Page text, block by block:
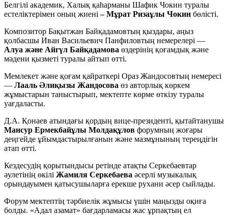
Белгілі академик, Халық қаһарманы Шафик Чокин туралы
естеліктерімен оның жиені– Мұрат Ризаұлы Чокин бөлісті.
Композитор Бақытжан Байқадамовтың қыздары, аңыз
қолбасшы Иван Васильевич Панфиловтың немерелері —
Алуа және Айгүл Байқадамова өздерінің қоғамдық және
мәдени қызметі туралы айтып өтті.
Мемлекет және қоғам қайраткері Ораз Жандосовтың немересі
— Лааль Әлиқызы Жандосова өз авторлық көркем
жұмыстарын таныстырып, мектепте көрме өткізу туралы
уағдаласты.
Д.А. Қонаев атындағы қордың вице-президенті, қытайтанушы
Мансур Ермекбайұлы Молдақұлов форумның жоғары
деңгейде ұйымдастырылғанын және мазмұнының тереңдігін
атап өтті.
Кездесудің қорытындысы ретінде атақты Серкебаевтар
әулетінің өкілі Жамиля Серкебаева әсерлі музыкалық
орындауымен қатысушыларға ерекше рухани әсер сыйлады.
Форум мектептің тәрбиелік жұмысы үшін маңызды оқиға
болды. «Адал азамат» бағдарламасы жас ұрпақтың ел